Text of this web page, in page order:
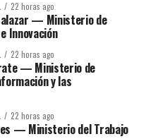
22 horas ago
— Ministerio de
Innovación
22 horas ago
— Ministerio de
y las
22 horas ago
— Ministerio del Trabajo